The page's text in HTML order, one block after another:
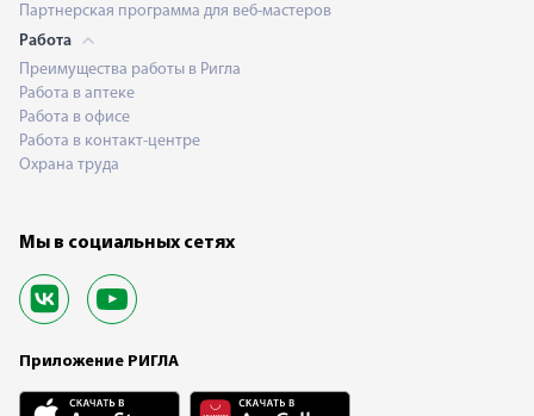
Партнерская программа для веб-мастеров
Работа
Преимущества работы в Ригла
Работа в аптеке
Работа в офисе
Работа в контакт-центре
Охрана труда
Мы в социальных сетях
Приложение РИГЛА